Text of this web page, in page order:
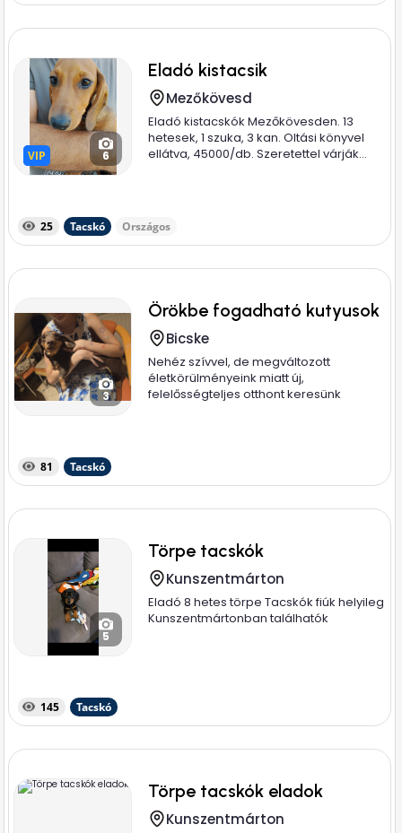
VIP
VIP 6
Eladó kistacsik
Mezőkövesd
Eladó kistacskók Mezőkövesden. 13
hetesek, 1 szuka, 3 kan. Oltási könyvel
ellátva, 45000/db. Szeretettel várják...
25 Tacskó Országos
3
Örökbe fogadható kutyusok
Bicske
Nehéz szívvel, de megváltozott
életkörülményeink miatt új,
felelősségteljes otthont keresünk
81 Tacskó
5
Törpe tacskók
Kunszentmárton
Eladó 8 hetes törpe Tacskók fiúk helyileg
Kunszentmártonban találhatók
145 Tacskó
Törpe tacskók eladok
Kunszentmárton